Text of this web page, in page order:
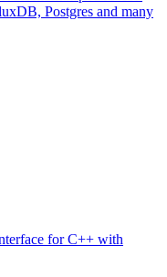
Postgres and many
for C++ with